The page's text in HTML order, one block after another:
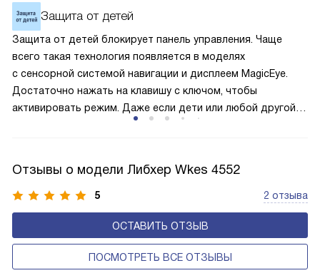
окружающей среде. Компрессор перегоняет его
по охладительному контуру по принципу насоса. Чем
лучше работает «мотор» прибора, тем качественнее
и быстрее происходит охлаждение, затрачивается
меньше электроэнергии.
Защита от детей
Защита от детей блокирует панель управления. Чаще
всего такая технология появляется в моделях
с сенсорной системой навигации и дисплеем MagicEye.
Достаточно нажать на клавишу с ключом, чтобы
активировать режим. Даже если дети или любой другой
размораживаться или работать с энергозатратными
опциями.
Отзывы о модели Либхер Wkes 4552
5 2 отзыва
ОСТАВИТЬ ОТЗЫВ
ПОСМОТРЕТЬ ВСЕ ОТЗЫВЫ